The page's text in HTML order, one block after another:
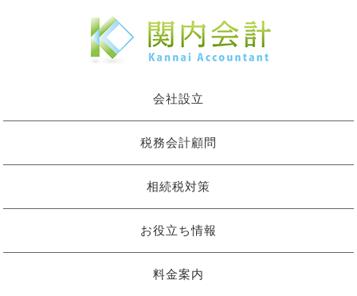
会社設立
税務会計顧問
相続税対策
お役立ち情報
料金案内